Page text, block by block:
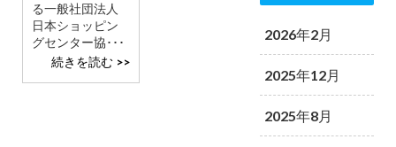
る一般社団法人
日本ショッピン
グセンター協･･･
続きを読む >>
2026年2月
2025年12月
2025年8月